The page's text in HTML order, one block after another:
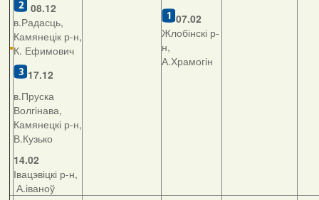
08.12
в.Радасць,
Камянецік р-н,
К. Ефимович
17.12
в.Пруска
Волгінава,
Камянецкі р-н,
В.Кузько
14.02
Івацэвіцкі р-н,
А.іваноў
07.02
Жлобінскі р-
н,
А.Храмогін